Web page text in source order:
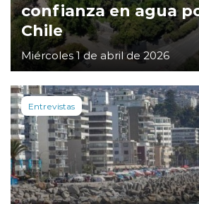
confianza en agua
Chile
Miércoles 1 de abril de 2026
Entrevistas